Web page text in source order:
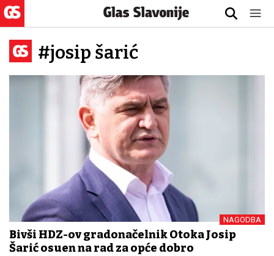
#josip šarić
NAGODBA
Bivši HDZ-ov gradonačelnik Otoka Josip
Šarić osuđen na rad za opće dobro